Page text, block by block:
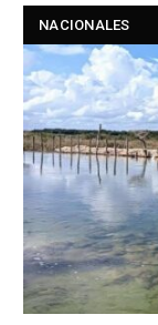
NACIONALES